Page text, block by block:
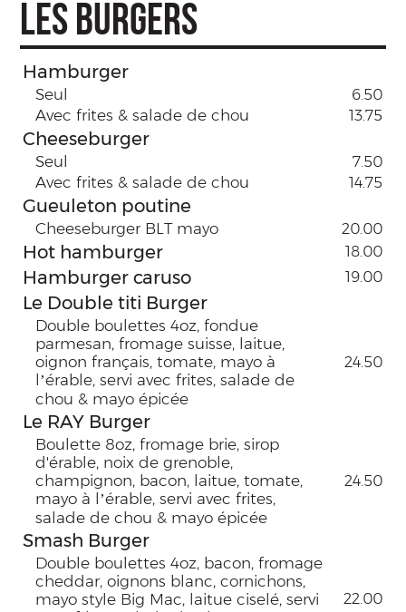
LES BURGERS
Hamburger
Seul 6.50
Avec frites & salade de chou 13.75
Cheeseburger
Seul 7.50
Avec frites & salade de chou 14.75
Gueuleton poutine
Cheeseburger BLT mayo 20.00
Hot hamburger 18.00
Hamburger caruso 19.00
Le Double titi Burger
Double boulettes 4oz, fondue
parmesan, fromage suisse, laitue,
oignon français, tomate, mayo à
l’érable, servi avec frites, salade de
chou & mayo épicée
24.50
Le RAY Burger
Boulette 8oz, fromage brie, sirop
d'érable, noix de grenoble,
champignon, bacon, laitue, tomate,
mayo à l’érable, servi avec frites,
salade de chou & mayo épicée
24.50
Smash Burger
Double boulettes 4oz, bacon, fromage
cheddar, oignons blanc, cornichons,
mayo style Big Mac, laitue ciselé, servi
22.00